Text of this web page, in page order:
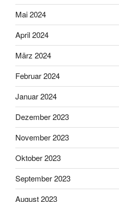
Mai 2024
April 2024
März 2024
Februar 2024
Januar 2024
Dezember 2023
November 2023
Oktober 2023
September 2023
August 2023